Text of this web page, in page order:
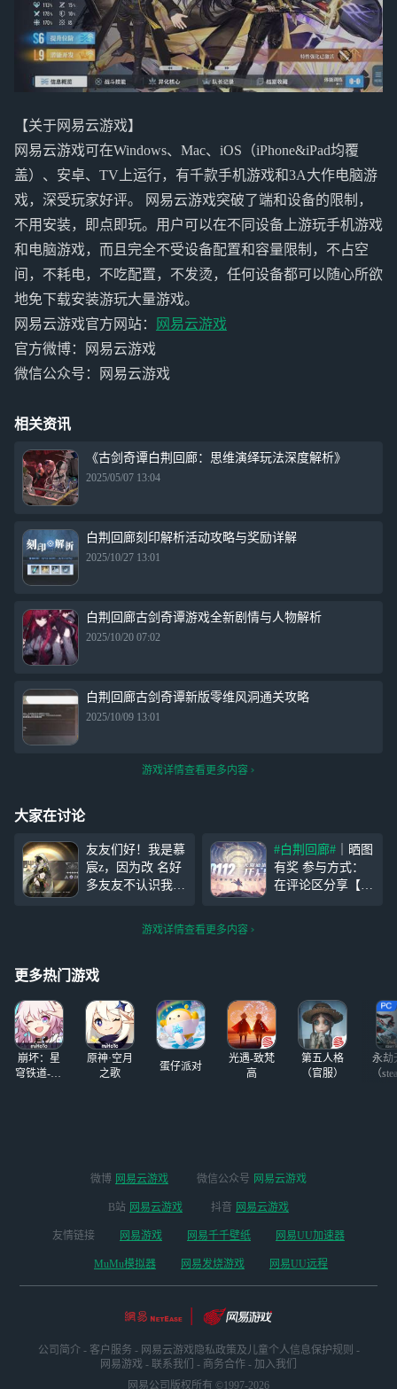
【关于网易云游戏】
网易云游戏可在Windows、Mac、iOS（iPhone&iPad均覆
盖）、安卓、TV上运行，有千款手机游戏和3A大作电脑游
戏，深受玩家好评。 网易云游戏突破了端和设备的限制，
不用安装，即点即玩。用户可以在不同设备上游玩手机游戏
和电脑游戏，而且完全不受设备配置和容量限制，不占空
间，不耗电，不吃配置，不发烫，任何设备都可以随心所欲
地免下载安装游玩大量游戏。
网易云游戏官方网站：
网易云游戏
官方微博：网易云游戏
微信公众号：网易云游戏
相关资讯
《古剑奇谭白荆回廊：思维演绎玩法深度解析》
2025/05/07 13:04
白荆回廊刻印解析活动攻略与奖励详解
2025/10/27 13:01
白荆回廊古剑奇谭游戏全新剧情与人物解析
2025/10/20 07:02
白荆回廊古剑奇谭新版零维风洞通关攻略
2025/10/09 13:01
游戏详情查看更多内容
大家在讨论
友友们好！我是慕
宸z，因为改 名好
多友友不认识我
发1张周卡， 参与
方式：评论+点赞
的友友打在评论
4-1.16 ios的友友提
前告知
——————
#白荆回廊# ｜晒图
有奖 参与方式：
在评论区分享【手
【活动时间】202
4/1/11-2024/
游戏详情查看更多内容
更多热门游戏
崩坏：星
穹铁道-4.4
原神·空月
之歌
蛋仔派对
光遇-致梵
高
第五人格
（官服）
永劫
（
微博 网易云游戏 微信公众号 网易云游戏
B站 网易云游戏 抖音 网易云游戏
友情链接 网易游戏 网易千千壁纸 网易UU加速器
MuMu模拟器 网易发烧游戏 网易UU远程
公司简介 - 客户服务 - 网易云游戏隐私政策及儿童个人信息保护规则 -
网易游戏 - 联系我们 - 商务合作 - 加入我们
网易公司版权所有 ©1997-2026